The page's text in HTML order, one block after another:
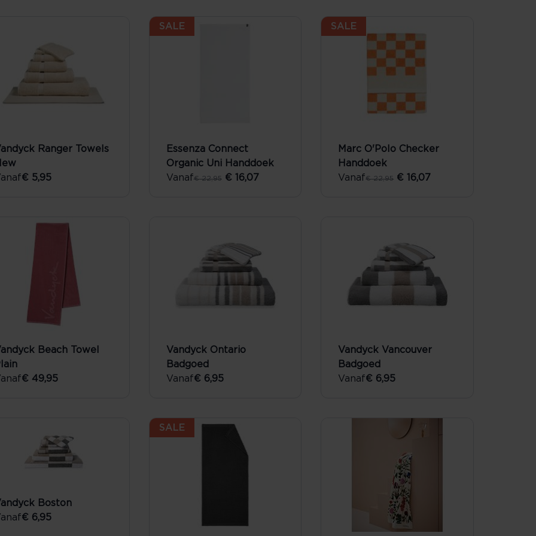
Ranger Towels
€ 5,95
SALE
Essenza Connect
Organic Uni Handdoek
Vanaf€ 22,95 € 16,07
SALE
Marc O'Polo Checker
Handdoek
Vanaf€ 22,95 € 16,07
Beach Towel
€ 49,95
Vandyck Ontario
Badgoed
Vanaf€ 6,95
Vandyck Vancouver
Badgoed
Vanaf€ 6,95
Boston
€ 6,95
SALE